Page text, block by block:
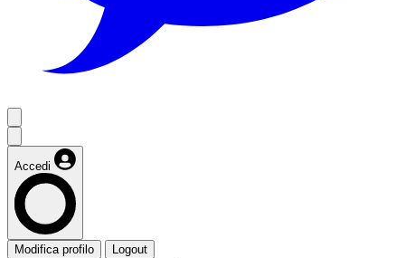
Accedi
Modifica profilo Logout